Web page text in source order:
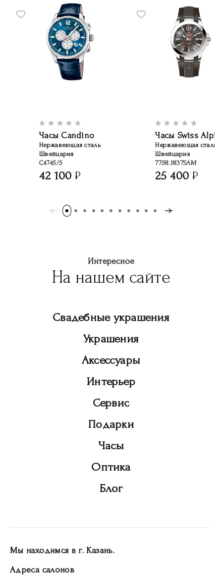
Часы Candino
Нержавеющая сталь
Швейцария
C4745/5
42 100
Часы Swiss
Нержавеющая сталь
Швейцария
7758.1837SAM
25 400
Интересное
На нашем сайте
Свадебные украшения
Украшения
Аксессуары
Интерьер
Сервис
Подарки
Часы
Оптика
Блог
Мы находимся в г. Казань.
Адреса салонов